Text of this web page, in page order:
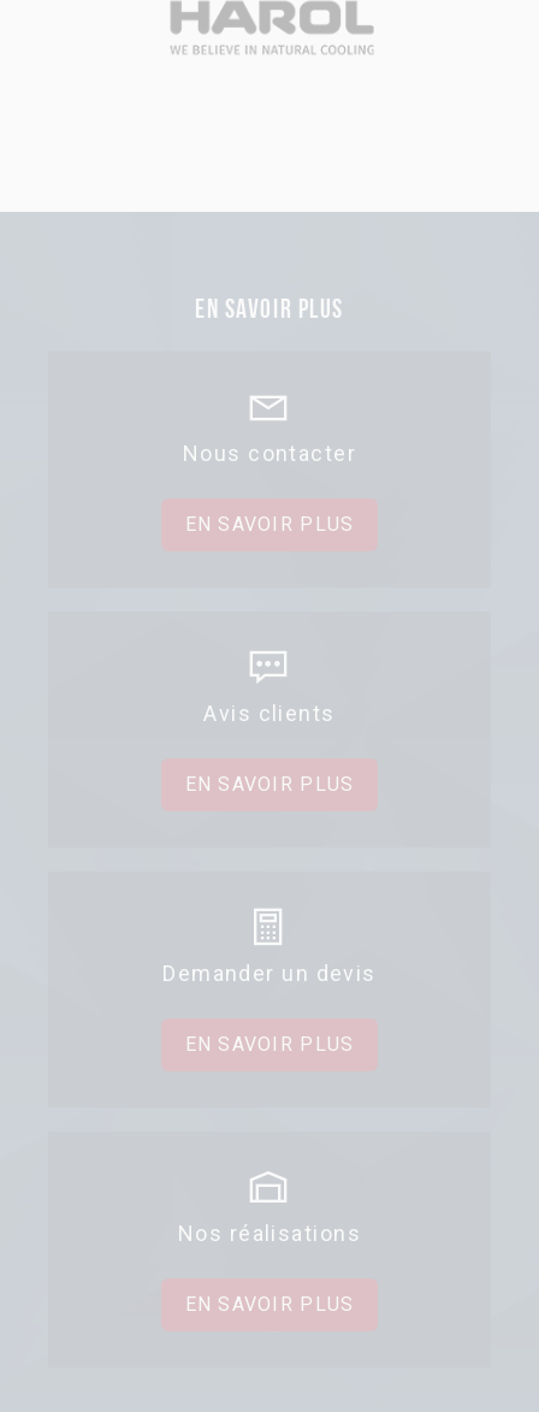
En savoir plus
Nous contacter
EN SAVOIR PLUS
Avis clients
EN SAVOIR PLUS
Demander un devis
EN SAVOIR PLUS
Nos réalisations
EN SAVOIR PLUS